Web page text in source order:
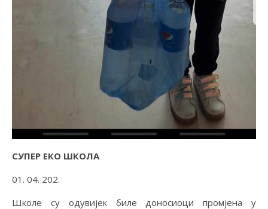
СУПЕР ЕКО ШКОЛА
01. 04. 202.
Школе су одувијек биле доносиоци промјена у